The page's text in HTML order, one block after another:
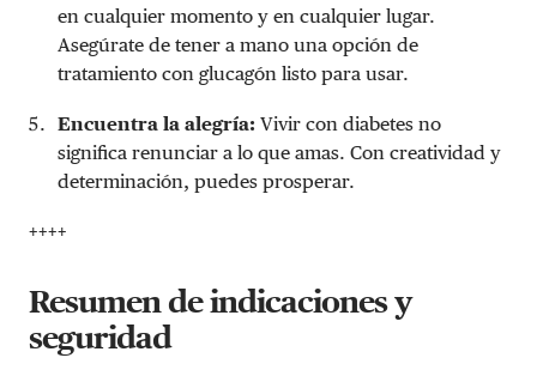
en cualquier momento y en cualquier lugar.
Asegúrate de tener a mano una opción de
tratamiento con glucagón listo para usar.
Encuentra la alegría: Vivir con diabetes no
significa renunciar a lo que amas. Con creatividad y
determinación, puedes prosperar.
++++
Resumen de indicaciones y
seguridad